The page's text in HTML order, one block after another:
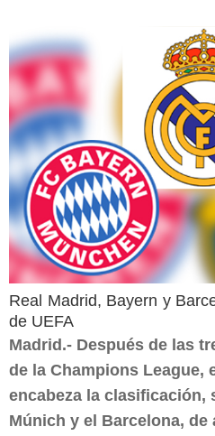
Real Madrid, Bayern y
de UEFA
Madrid.- Después de las
de la Champions League,
encabeza la clasificación,
Múnich y el Barcelona,